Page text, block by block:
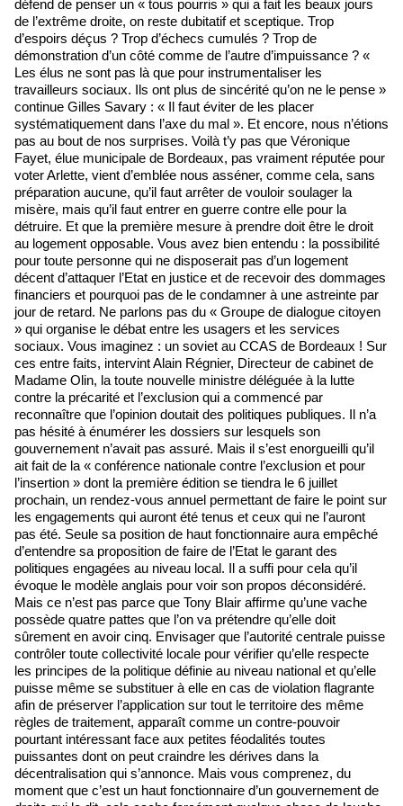
défend de penser un « tous pourris » qui a fait les beaux jours
de l’extrême droite, on reste dubitatif et sceptique. Trop
d’espoirs déçus ? Trop d’échecs cumulés ? Trop de
démonstration d’un côté comme de l’autre d’impuissance ? «
Les élus ne sont pas là que pour instrumentaliser les
travailleurs sociaux. Ils ont plus de sincérité qu’on ne le pense »
continue Gilles Savary : « Il faut éviter de les placer
systématiquement dans l’axe du mal ». Et encore, nous n’étions
pas au bout de nos surprises. Voilà t’y pas que Véronique
Fayet, élue municipale de Bordeaux, pas vraiment réputée pour
voter Arlette, vient d’emblée nous asséner, comme cela, sans
préparation aucune, qu’il faut arrêter de vouloir soulager la
misère, mais qu’il faut entrer en guerre contre elle pour la
détruire. Et que la première mesure à prendre doit être le droit
au logement opposable. Vous avez bien entendu : la possibilité
pour toute personne qui ne disposerait pas d’un logement
décent d’attaquer l’Etat en justice et de recevoir des dommages
financiers et pourquoi pas de le condamner à une astreinte par
jour de retard. Ne parlons pas du « Groupe de dialogue citoyen
» qui organise le débat entre les usagers et les services
sociaux. Vous imaginez : un soviet au CCAS de Bordeaux ! Sur
ces entre faits, intervint Alain Régnier, Directeur de cabinet de
Madame Olin, la toute nouvelle ministre déléguée à la lutte
contre la précarité et l’exclusion qui a commencé par
reconnaître que l’opinion doutait des politiques publiques. Il n’a
pas hésité à énumérer les dossiers sur lesquels son
gouvernement n’avait pas assuré. Mais il s’est enorgueilli qu’il
ait fait de la « conférence nationale contre l’exclusion et pour
l’insertion » dont la première édition se tiendra le 6 juillet
prochain, un rendez-vous annuel permettant de faire le point sur
les engagements qui auront été tenus et ceux qui ne l’auront
pas été. Seule sa position de haut fonctionnaire aura empêché
d’entendre sa proposition de faire de l’Etat le garant des
politiques engagées au niveau local. Il a suffi pour cela qu’il
évoque le modèle anglais pour voir son propos déconsidéré.
Mais ce n’est pas parce que Tony Blair affirme qu’une vache
possède quatre pattes que l’on va prétendre qu’elle doit
sûrement en avoir cinq. Envisager que l’autorité centrale puisse
contrôler toute collectivité locale pour vérifier qu’elle respecte
les principes de la politique définie au niveau national et qu’elle
puisse même se substituer à elle en cas de violation flagrante
afin de préserver l’application sur tout le territoire des même
règles de traitement, apparaît comme un contre-pouvoir
pourtant intéressant face aux petites féodalités toutes
puissantes dont on peut craindre les dérives dans la
décentralisation qui s’annonce. Mais vous comprenez, du
moment que c’est un haut fonctionnaire d’un gouvernement de